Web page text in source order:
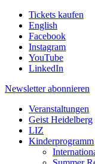
Tickets kaufen
English
Facebook
Instagram
YouTube
LinkedIn
Newsletter abonnieren
Veranstaltungen
Geist Heidelberg
LIZ
Kinderprogramm